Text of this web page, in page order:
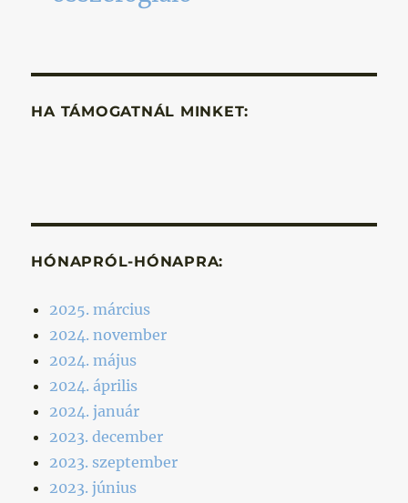
HA TÁMOGATNÁL MINKET:
HÓNAPRÓL-HÓNAPRA:
2025. március
2024. november
2024. május
2024. április
2024. január
2023. december
2023. szeptember
2023. június